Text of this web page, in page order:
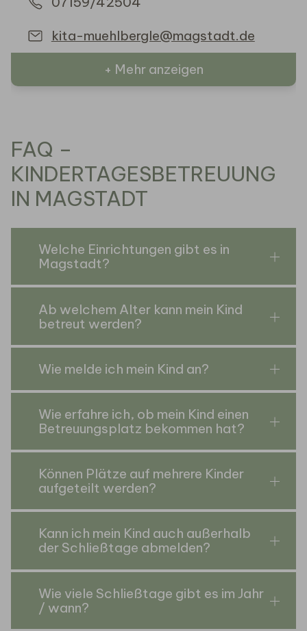
kita-muehlbergle@magstadt.de
+ Mehr anzeigen
FAQ –
KINDERTAGESBETREUUNG
IN MAGSTADT
Welche Einrichtungen gibt es in
Magstadt?
Ab welchem Alter kann mein Kind
betreut werden?
Wie melde ich mein Kind an?
Wie erfahre ich, ob mein Kind einen
Betreuungsplatz bekommen hat?
Können Plätze auf mehrere Kinder
aufgeteilt werden?
Kann ich mein Kind auch außerhalb
der Schließtage abmelden?
Wie viele Schließtage gibt es im Jahr
/ wann?